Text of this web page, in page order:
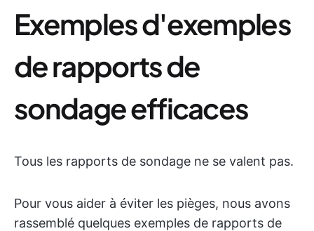
Exemples d'exemples
de rapports de
sondage efficaces
Tous les rapports de sondage ne se valent pas.
Pour vous aider à éviter les pièges, nous avons
rassemblé quelques exemples de rapports de